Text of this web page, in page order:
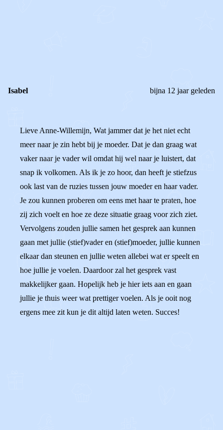
Isabel bijna 12 jaar geleden
Lieve Anne-Willemijn, Wat jammer dat je het niet echt
meer naar je zin hebt bij je moeder. Dat je dan graag wat
vaker naar je vader wil omdat hij wel naar je luistert, dat
snap ik volkomen. Als ik je zo hoor, dan heeft je stiefzus
ook last van de ruzies tussen jouw moeder en haar vader.
Je zou kunnen proberen om eens met haar te praten, hoe
zij zich voelt en hoe ze deze situatie graag voor zich ziet.
Vervolgens zouden jullie samen het gesprek aan kunnen
gaan met jullie (stief)vader en (stief)moeder, jullie kunnen
elkaar dan steunen en jullie weten allebei wat er speelt en
hoe jullie je voelen. Daardoor zal het gesprek vast
makkelijker gaan. Hopelijk heb je hier iets aan en gaan
jullie je thuis weer wat prettiger voelen. Als je ooit nog
ergens mee zit kun je dit altijd laten weten. Succes!